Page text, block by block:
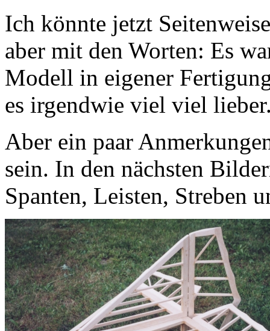
Ich könnte jetzt
aber mit den Worten: Es
Modell in eigener
es irgendwie viel viel
Aber ein paar
sein. In den nächsten
Spanten, Leisten, Streben